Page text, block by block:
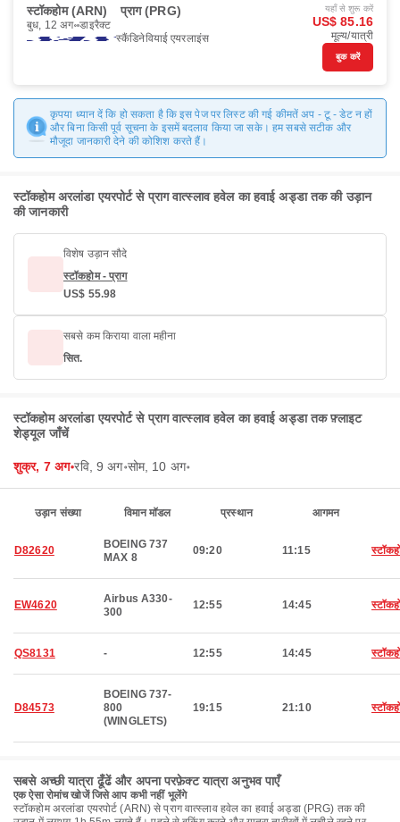
स्टॉकहोम (ARN) प्राग (PRG)
बुध, 12 अग॰ डाइरैक्ट
स्कैंडिनेवियाई एयरलाइंस
यहाँ से शुरू करें
US$ 85.16
मूल्य/यात्री
बुक करें
कृपया ध्यान दें कि हो सकता है कि इस पेज पर लिस्ट की गई कीमतें अप - टू - डेट न हों
और बिना किसी पूर्व सूचना के इसमें बदलाव किया जा सके। हम सबसे सटीक और
मौजूदा जानकारी देने की कोशिश करते हैं।
स्टॉकहोम अरलांडा एयरपोर्ट से प्राग वात्स्लाव हवेल का हवाई अड्डा तक की उड़ान
की जानकारी
विशेष उड़ान सौदे
स्टॉकहोम - प्राग
US$ 55.98
सबसे कम किराया वाला महीना
सित.
स्टॉकहोम अरलांडा एयरपोर्ट से प्राग वात्स्लाव हवेल का हवाई अड्डा तक फ़्लाइट
शेड्यूल जाँचें
शुक्र, 7 अग॰रवि, 9 अग॰सोम, 10 अग॰
उड़ान संख्या विमान मॉडल प्रस्थान आगमन
D82620
BOEING 737
MAX 8
09:20 11:15
EW4620
Airbus A330-
300
12:55 14:45
QS8131 - 12:55 14:45
D84573
BOEING 737-
800
(WINGLETS)
19:15 21:10
सबसे अच्छी यात्रा ढूँढें और अपना परफ़ेक्ट यात्रा अनुभव पाएँ
एक ऐसा रोमांच खोजें जिसे आप कभी नहीं भूलेंगे
स्टॉकहोम अरलांडा एयरपोर्ट (ARN) से प्राग वात्स्लाव हवेल का हवाई अड्डा (PRG) तक की